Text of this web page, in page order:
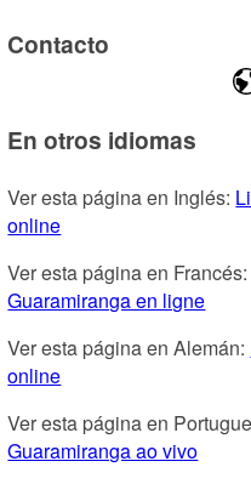
Contacto
En otros idiomas
Ver esta página en Inglés:
online
Ver esta página en Francés:
Guaramiranga en ligne
Ver esta página en Alemán:
online
Ver esta página en
Guaramiranga ao vivo